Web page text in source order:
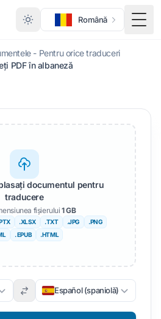
Română
- Pentru orice traduceri
PDF în albaneză
documentul pentru
traducere
fișierului1 GB
.XLSX .TXT .JPG
.PNG
. EPUB .HTML
Español (spaniolă)